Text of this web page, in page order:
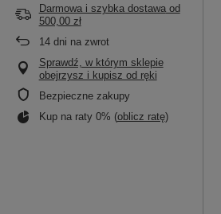
Darmowa i szybka dostawaod
500,00 zł
14dni na zwrot
Sprawdź, w którym sklepie
obejrzysz i kupisz od ręki
Bezpieczne zakupy
Kup na raty 0% (oblicz ratę)